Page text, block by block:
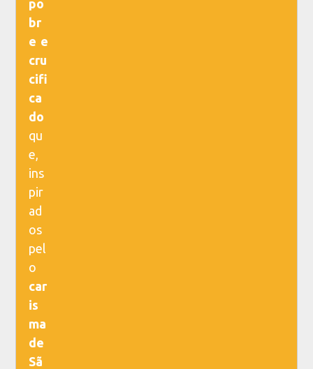
po
br
e e
cru
cifi
ca
do
qu
e,
ins
pir
ad
os
pel
o
car
is
ma
de
Sã